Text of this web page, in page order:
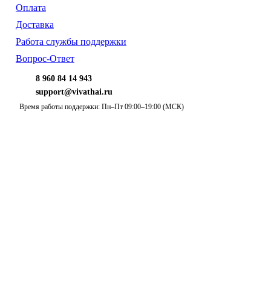
Оплата
Доставка
Работа службы поддержки
Вопрос-Ответ
8 960 84 14 943
support@vivathai.ru
Время работы поддержки: Пн–Пт 09:00–19:00 (МСК)